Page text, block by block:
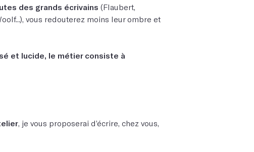
des grands écrivains (Flaubert,
vous redouterez moins leur ombre et
et lucide, le métier consiste à
, je vous proposerai d’écrire, chez vous,